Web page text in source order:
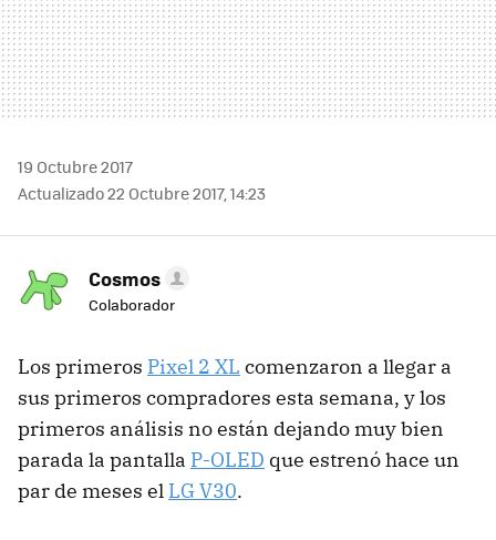
19 Octubre 2017
Actualizado 22 Octubre 2017, 14:23
Cosmos
Colaborador
Los primeros Pixel 2 XL comenzaron a llegar a
sus primeros compradores esta semana, y los
primeros análisis no están dejando muy bien
parada la pantalla P-OLED que estrenó hace un
par de meses el LG V30.